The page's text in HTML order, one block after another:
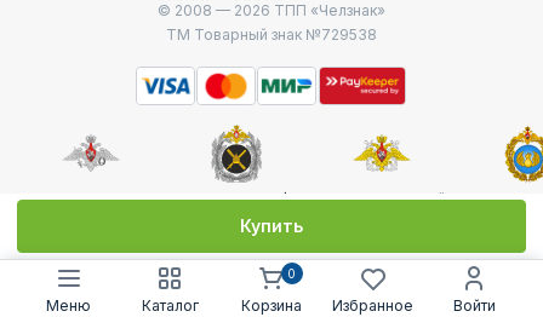
Купить
© 2008 — 2026 ТПП «Челзнак»
ТМ Товарный знак №729538
Министерство
Генштаб ВС РФ
Военно-морской
Меню Каталог Корзина
0
Избранное Войти